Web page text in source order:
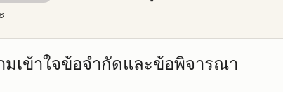
มเข้าใจข้อจำกัดและข้อพิจารณา